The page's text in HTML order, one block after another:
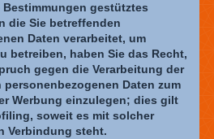
gestütztes
die Sie betreffenden
Daten verarbeitet, um
betreiben, haben Sie das Recht,
gegen die Verarbeitung der
personenbezogenen Daten zum
Werbung einzulegen; dies gilt
soweit es mit solcher
Verbindung steht.